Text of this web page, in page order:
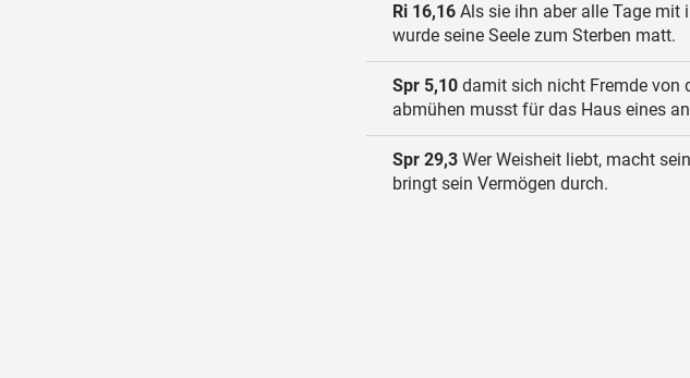
Ri 16,16 Als sie ihn aber alle Tage mit
wurde seine Seele zum Sterben matt.
Spr 5,10 damit sich nicht Fremde von
abmühen musst für das Haus eines
Spr 29,3 Wer Weisheit liebt, macht
bringt sein Vermögen durch.